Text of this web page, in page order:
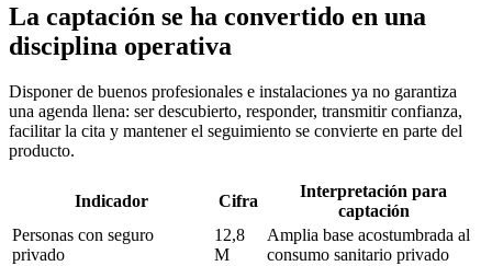
La captación se ha convertido en una
disciplina operativa
Disponer de buenos profesionales e instalaciones ya no garantiza
una agenda llena: ser descubierto, responder, transmitir confianza,
facilitar la cita y mantener el seguimiento se convierte en parte del
producto.
Indicador Cifra
Interpretación para
captación
Personas con seguro
privado
12,8
M
Amplia base acostumbrada al
consumo sanitario privado